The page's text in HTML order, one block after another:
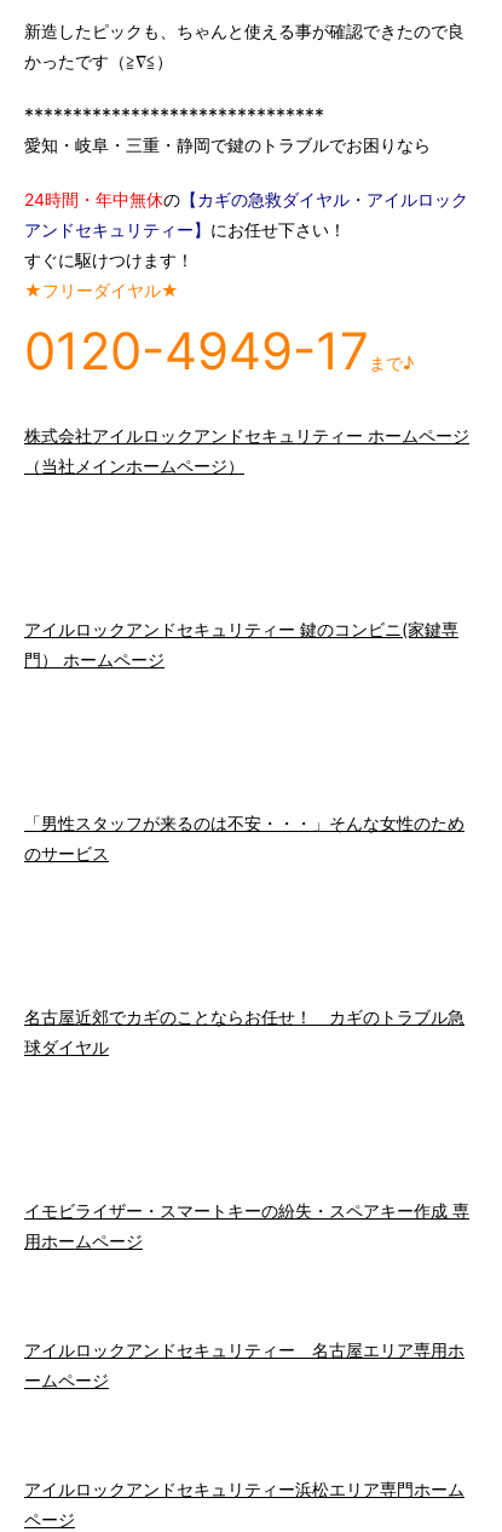
新造したピックも、ちゃんと使える事が確認できたので良
かったです（≧∇≦）
*******************************
愛知・岐阜・三重・静岡で鍵のトラブルでお困りなら
24時間・年中無休の 【カギの急救ダイヤル・アイルロック
アンドセキュリティー】 にお任せ下さい！
すぐに駆けつけます！
★フリーダイヤル★
0120-4949-17 まで♪
株式会社アイルロックアンドセキュリティー ホームページ
（当社メインホームページ）
アイルロックアンドセキュリティー 鍵のコンビニ(家鍵専
門） ホームページ
「男性スタッフが来るのは不安・・・」そんな女性のため
のサービス
名古屋近郊でカギのことならお任せ！ カギのトラブル急
球ダイヤル
イモビライザー・スマートキーの紛失・スペアキー作成 専
用ホームページ
アイルロックアンドセキュリティー 名古屋エリア専用ホ
ームページ
アイルロックアンドセキュリティー浜松エリア専門ホーム
ページ